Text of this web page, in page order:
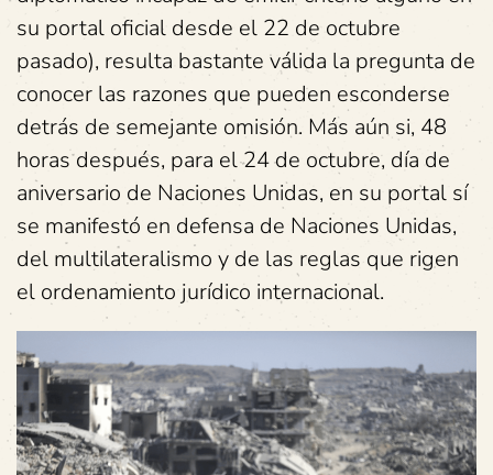
su portal oficial desde el 22 de octubre
pasado), resulta bastante válida la pregunta de
conocer las razones que pueden esconderse
detrás de semejante omisión. Más aún si, 48
horas después, para el 24 de octubre, día de
aniversario de Naciones Unidas, en su portal sí
se manifestó en defensa de Naciones Unidas,
del multilateralismo y de las reglas que rigen
el ordenamiento jurídico internacional.